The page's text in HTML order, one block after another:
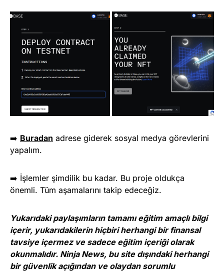
➡️ Buradan adrese giderek sosyal medya görevlerini
yapalım.
➡️ İşlemler şimdilik bu kadar. Bu proje oldukça
önemli. Tüm aşamalarını takip edeceğiz.
Yukarıdaki paylaşımların tamamı eğitim amaçlı bilgi
içerir, yukarıdakilerin hiçbiri herhangi bir finansal
tavsiye içermez ve sadece eğitim içeriği olarak
okunmalıdır. Ninja News, bu site dışındaki herhangi
bir güvenlik açığından ve olaydan sorumlu